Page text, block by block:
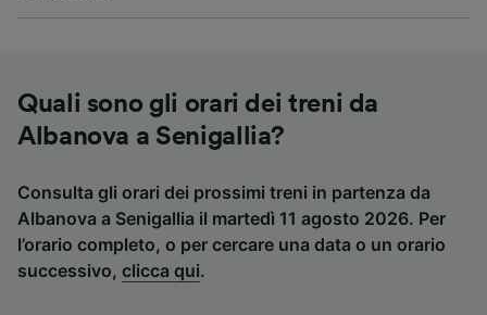
Quali sono gli orari dei treni da
Albanova a Senigallia?
Consulta gli orari dei prossimi treni in partenza da
Albanova a Senigallia il martedì 11 agosto 2026. Per
l’orario completo, o per cercare una data o un orario
successivo, clicca qui.